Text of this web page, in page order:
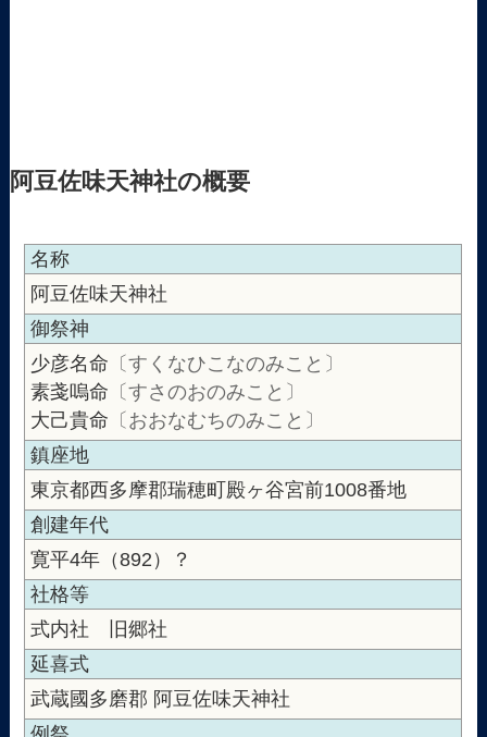
阿豆佐味天神社の概要
名称
阿豆佐味天神社
御祭神
少彦名命 〔すくなひこなのみこと〕
素戔嗚命 〔すさのおのみこと〕
大己貴命 〔おおなむちのみこと〕
鎮座地
東京都西多摩郡瑞穂町殿ヶ谷宮前1008番地
創建年代
寛平4年（892）？
社格等
式内社 旧郷社
延喜式
武蔵國多磨郡 阿豆佐味天神社